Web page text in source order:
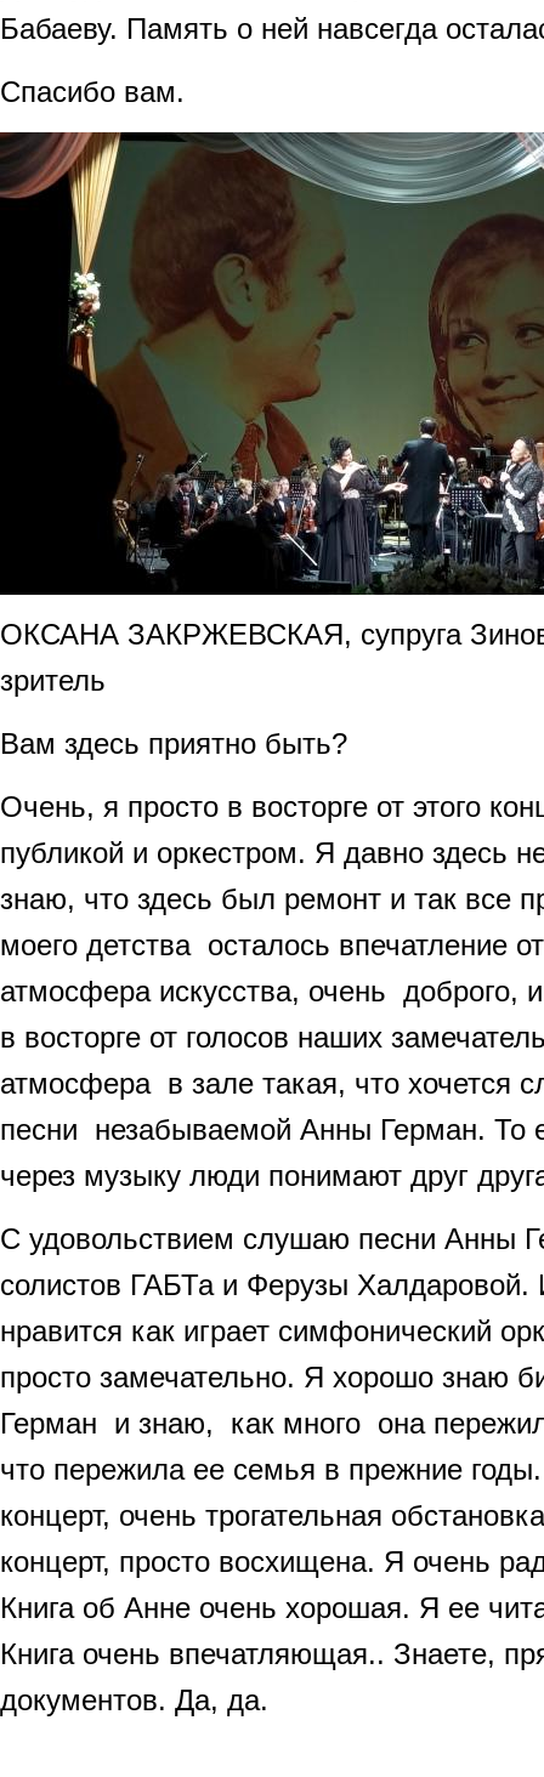
Бабаеву. Память о ней навсегда
Спасибо вам.
ОКСАНА ЗАКРЖЕВСКАЯ, супруга
зритель
Вам здесь приятно быть?
Очень, я просто в восторге от этого
публикой и оркестром. Я давно здесь
знаю, что здесь был ремонт и так все
моего детства осталось впечатление
атмосфера искусства, очень доброго,
в восторге от голосов наших
атмосфера в зале такая, что хочется
песни незабываемой Анны Герман. То
через музыку люди понимают друг
С удовольствием слушаю песни Анны
солистов ГАБТа и Ферузы
нравится как играет симфонический
просто замечательно. Я хорошо знаю
Герман и знаю, как много она
что пережила ее семья в прежние
концерт, очень трогательная
концерт, просто восхищена. Я очень
Книга об Анне очень хорошая. Я ее
Книга очень впечатляющая.. Знаете,
документов. Да, да.